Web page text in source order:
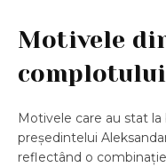
Motivele
complotului
Motivele care au stat
președintelui
reflectând o